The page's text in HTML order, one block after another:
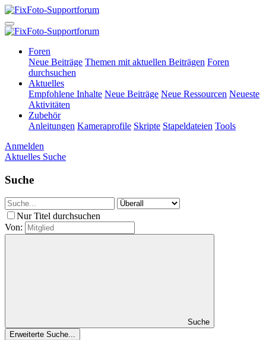
Foren
Neue Beiträge Themen mit aktuellen Beiträgen Foren
durchsuchen
Aktuelles
Empfohlene Inhalte Neue Beiträge Neue Ressourcen Neueste
Aktivitäten
Zubehör
Anleitungen Kameraprofile Skripte Stapeldateien Tools
Anmelden
Aktuelles Suche
Suche
Nur Titel durchsuchen
Von:
Suche
Erweiterte Suche...